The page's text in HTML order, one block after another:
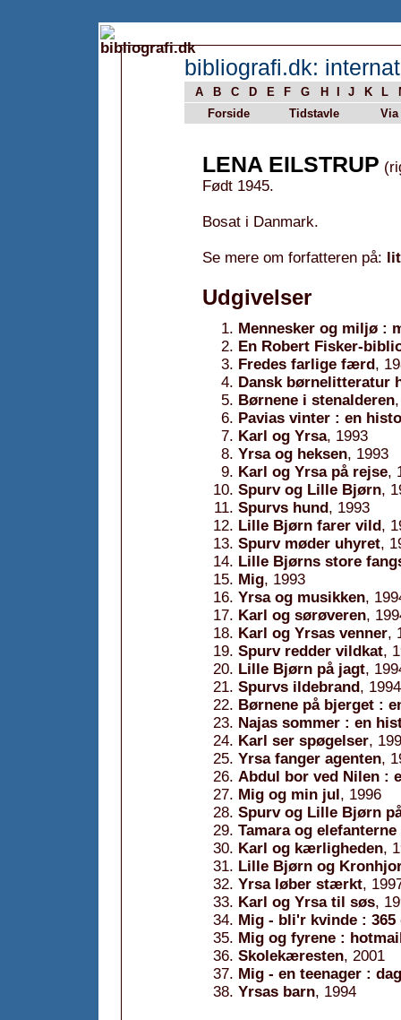
bibliografi.dk:
A B C D E F G H J K L
Forside
Tidstavle Via
LENA EILSTRUP
Født 1945.
Bosat i Danmark.
Se mere om forfatteren på:
Udgivelser
Mennesker og miljø :
En Robert Fisker-
Fredes farlige færd,
Dansk børnelitteratur
Børnene i stenalderen
Pavias vinter : en
Karl og Yrsa, 1993
Yrsa og heksen, 1993
Karl og Yrsa på rejse,
Spurv og Lille Bjørn,
Spurvs hund, 1993
Lille Bjørn farer vild,
Spurv møder uhyret,
Lille Bjørns store
Mig, 1993
Yrsa og musikken,
Karl og sørøveren,
Karl og Yrsas venner,
Spurv redder vildkat,
Lille Bjørn på jagt,
Spurvs ildebrand, 1994
Børnene på bjerget :
Najas sommer : en
Karl ser spøgelser,
Yrsa fanger agenten,
Abdul bor ved Nilen :
Mig og min jul, 1996
Spurv og Lille Bjørn
Tamara og
Karl og kærligheden,
Lille Bjørn og
Yrsa løber stærkt,
Karl og Yrsa til søs,
Mig - bli'r kvinde :
Mig og fyrene :
Skolekæresten, 2001
Mig - en teenager :
Yrsas barn, 1994